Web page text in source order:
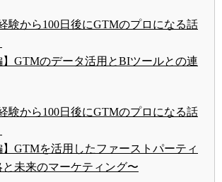
験から100日後にGTMのプロになる話
】GTMのデータ活用とBIツールとの連
験から100日後にGTMのプロになる話
GTMを活用したファーストパーティ
と未来のマーケティング〜